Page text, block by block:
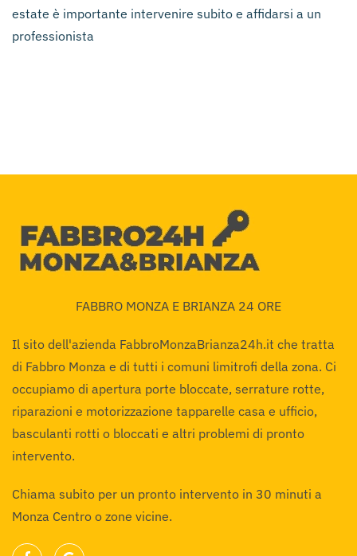
estate è importante intervenire subito e affidarsi a un
professionista
FABBRO MONZA E BRIANZA 24 ORE
Il sito dell'azienda FabbroMonzaBrianza24h.it che tratta
di Fabbro Monza e di tutti i comuni limitrofi della zona. Ci
occupiamo di apertura porte bloccate, serrature rotte,
riparazioni e motorizzazione tapparelle casa e ufficio,
basculanti rotti o bloccati e altri problemi di pronto
intervento.
Chiama subito per un pronto intervento in 30 minuti a
Monza Centro o zone vicine.